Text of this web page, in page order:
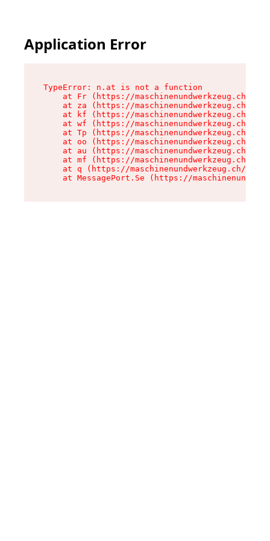
Application Error
TypeError: n.at is not a function
at Fr (https://maschinenundwerkzeug.ch/
at za (https://maschinenundwerkzeug.ch/
at kf (https://maschinenundwerkzeug.ch/
at wf (https://maschinenundwerkzeug.ch/
at Tp (https://maschinenundwerkzeug.ch/
at oo (https://maschinenundwerkzeug.ch/
at au (https://maschinenundwerkzeug.ch/
at mf (https://maschinenundwerkzeug.ch/
at q (https://maschinenundwerkzeug.ch/
at MessagePort.Se (https://